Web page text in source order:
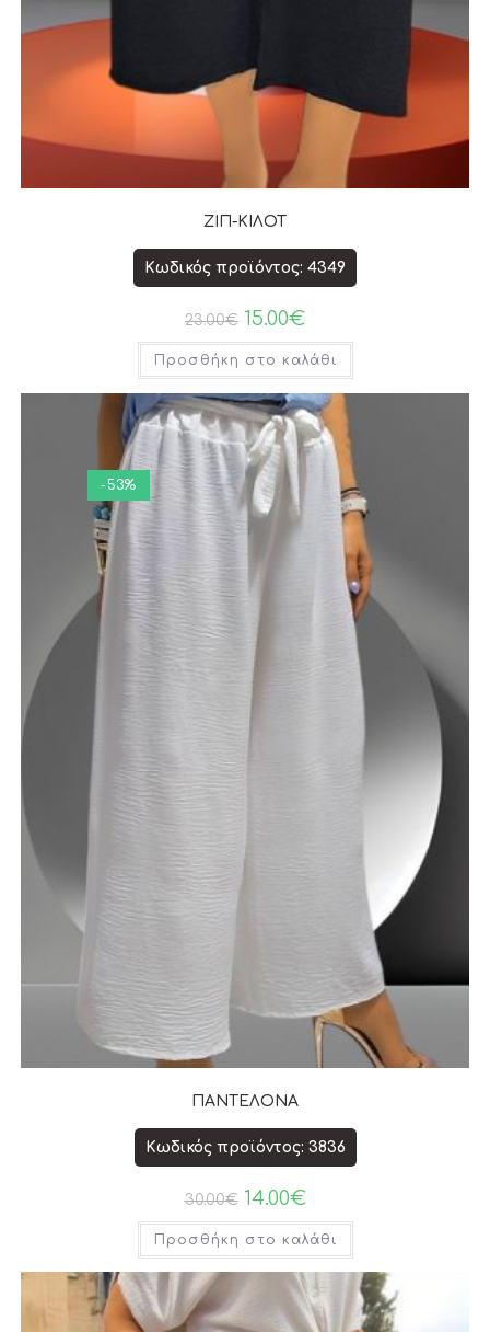
ΖΙΠ-ΚΙΛΟΤ
Κωδικός προϊόντος: 4349
23.00€ 15.00€
Προσθήκη στο καλάθι
-53%
ΠΑΝΤΕΛΟΝΑ
Κωδικός προϊόντος: 3836
30.00€ 14.00€
Προσθήκη στο καλάθι